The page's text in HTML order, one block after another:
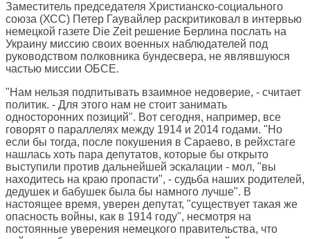
Заместитель председателя Христианско-социального
союза (ХСС) Петер Гаувайлер раскритиковал в интервью
немецкой газете Die Zeitрешение Берлина послать на
Украину миссию своих военных наблюдателей под
руководством полковника бундесвера, не являвшуюся
частью миссии ОБСЕ.
"Нам нельзя подпитывать взаимное недоверие, - считает
политик. - Для этого нам не стоит занимать
односторонних позиций". Вот сегодня, например, все
говорят о параллелях между 1914 и 2014 годами. "Но
если бы тогда, после покушения в Сараево, в pейхстаге
нашлась хоть пара депутатов, которые бы открыто
выступили против дальнейшей эскалации - мол, "вы
находитесь на краю пропасти", - судьба наших родителей,
дедушек и бабушек была бы намного лучше". В
настоящее время, уверен депутат, "существует такая же
опасность войны, как в 1914 году", несмотря на
постоянные уверения немецкого правительства, что